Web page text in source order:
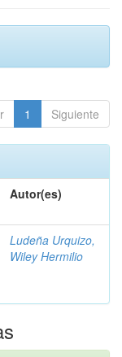
1 Siguiente
Autor(es)
Ludeña Urquizo,
Wiley Hermilio